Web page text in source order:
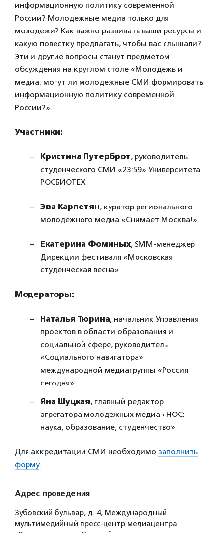
информационную политику современной
России? Молодежные медиа только для
молодежи? Как важно развивать ваши ресурсы и
какую повестку предлагать, чтобы вас слышали?
Эти и другие вопросы станут предметом
обсуждения на круглом столе «Молодежь и
медиа: могут ли молодежные СМИ формировать
информационную политику современной
России?».
Участники:
Кристина Путерброт, руководитель
студенческого СМИ «23:59» Университета
РОСБИОТЕХ
Эва Карпетян, куратор регионального
молодёжного медиа «Снимает Москва!»
Екатерина Фоминых, SMM-менеджер
Дирекции фестиваля «Московская
студенческая весна»
Модераторы:
Наталья Тюрина, начальник Управления
проектов в области образования и
социальной сфере, руководитель
«Социального навигатора»
международной медиагруппы «Россия
сегодня»
Яна Шуцкая, главный редактор
агрегатора молодежных медиа «НОС:
наука, образование, студенчество»
Для аккредитации СМИ необходимо заполнить
форму.
Адрес проведения
Зубовский бульвар, д. 4, Международный
мультимедийный пресс-центр медиацентра